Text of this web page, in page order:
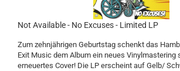
Not Available - No Excuses - Limited LP
Zum zehnjährigen Geburtstag schenkt das
Exit Music dem Album ein neues Vinylmastering
erneuertes Cover! Die LP erscheint auf Gelb/